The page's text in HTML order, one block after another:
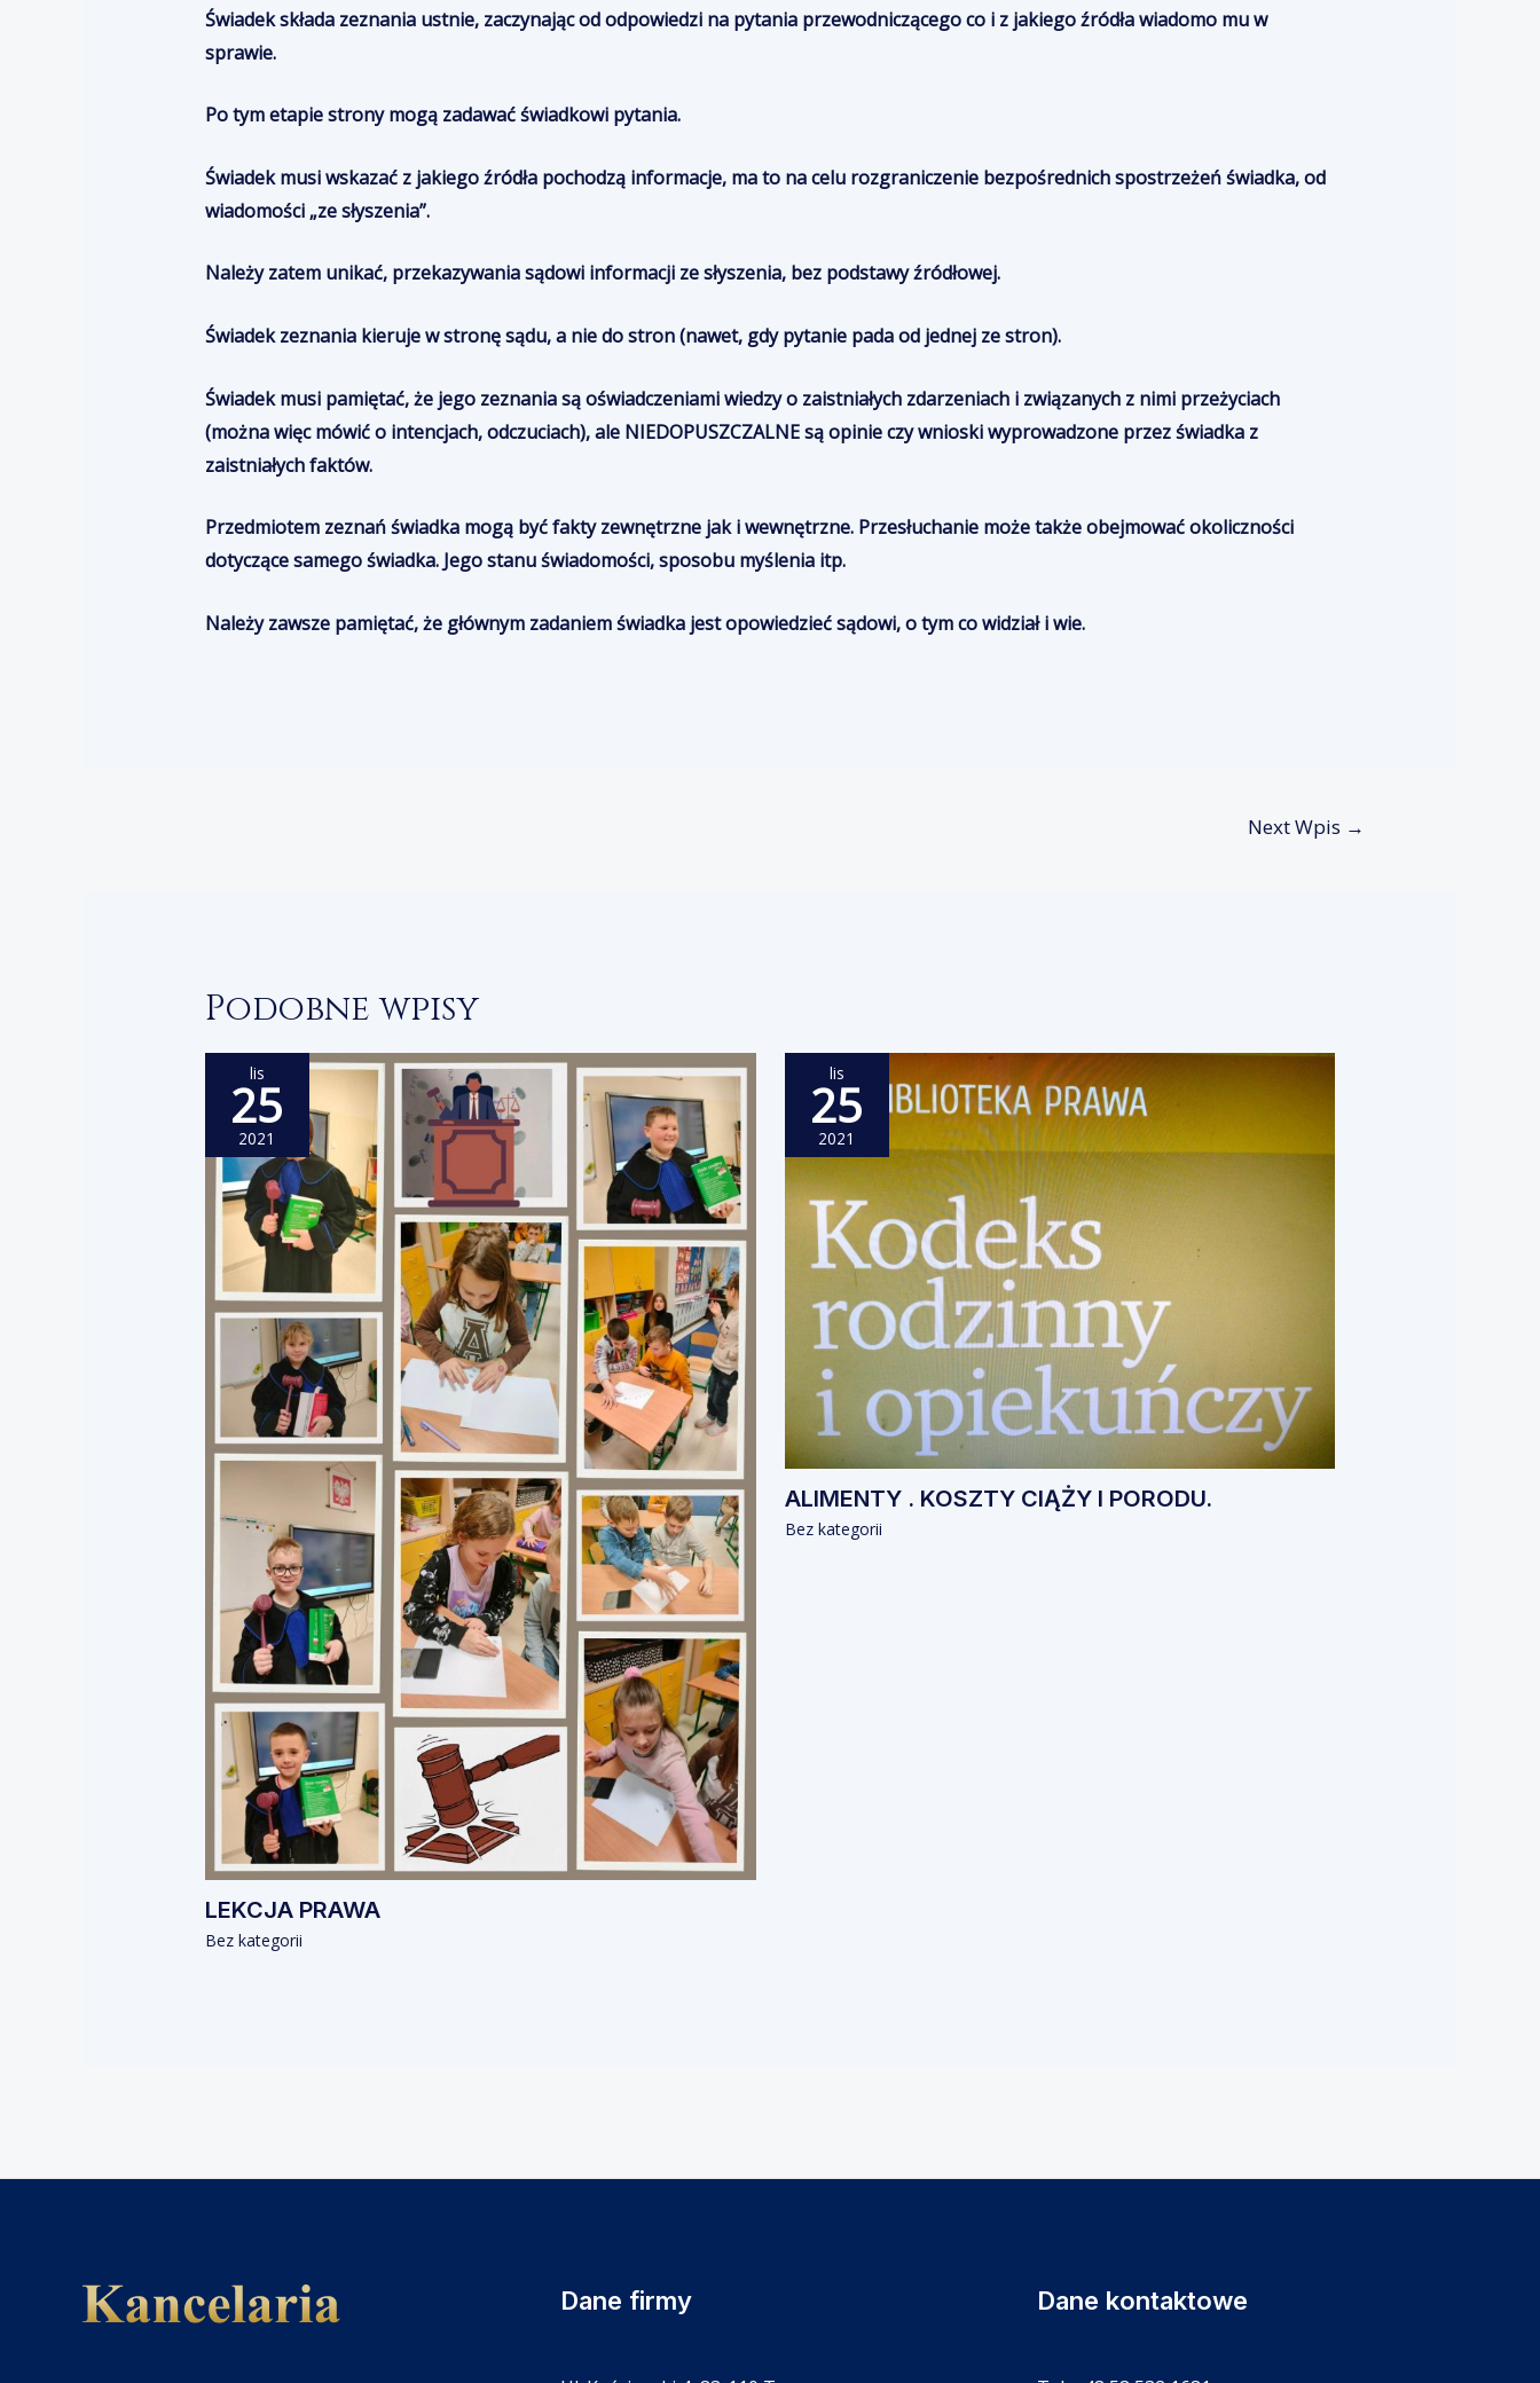
Świadek składa zeznania ustnie, zaczynając od odpowiedzi na pytania przewodniczącego co i z jakiego źródła wiadomo mu w
sprawie.
Po tym etapie strony mogą zadawać świadkowi pytania.
Świadek musi wskazać z jakiego źródła pochodzą informacje, ma to na celu rozgraniczenie bezpośrednich spostrzeżeń świadka, od
wiadomości „ze słyszenia”.
Należy zatem unikać, przekazywania sądowi informacji ze słyszenia, bez podstawy źródłowej.
Świadek zeznania kieruje w stronę sądu, a nie do stron (nawet, gdy pytanie pada od jednej ze stron).
Świadek musi pamiętać, że jego zeznania są oświadczeniami wiedzy o zaistniałych zdarzeniach i związanych z nimi przeżyciach
(można więc mówić o intencjach, odczuciach), ale NIEDOPUSZCZALNE są opinie czy wnioski wyprowadzone przez świadka z
zaistniałych faktów.
Przedmiotem zeznań świadka mogą być fakty zewnętrzne jak i wewnętrzne. Przesłuchanie może także obejmować okoliczności
dotyczące samego świadka. Jego stanu świadomości, sposobu myślenia itp.
Należy zawsze pamiętać, że głównym zadaniem świadka jest opowiedzieć sądowi, o tym co widział i wie.
Next Wpis →
Podobne wpisy
lis
25
2021
LEKCJA PRAWA
Bez kategorii
lis
25
2021
ALIMENTY . KOSZTY CIĄŻY I PORODU.
Bez kategorii
Dane firmy Dane kontaktowe